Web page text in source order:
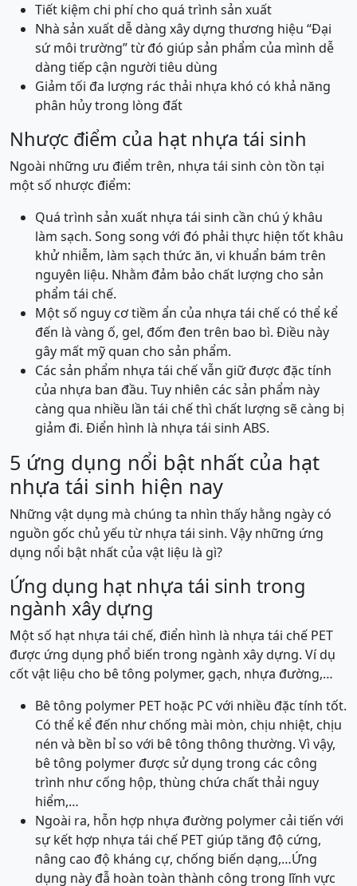
Tiết kiệm chi phí cho quá trình sản xuất
Nhà sản xuất dễ dàng xây dựng thương hiệu “Đại
sứ môi trường” từ đó giúp sản phẩm của mình dễ
dàng tiếp cận người tiêu dùng
Giảm tối đa lượng rác thải nhựa khó có khả năng
phân hủy trong lòng đất
Nhược điểm của hạt nhựa tái sinh
Ngoài những ưu điểm trên, nhựa tái sinh còn tồn tại
một số nhược điểm:
Quá trình sản xuất nhựa tái sinh cần chú ý khâu
làm sạch. Song song với đó phải thực hiện tốt khâu
khử nhiễm, làm sạch thức ăn, vi khuẩn bám trên
nguyên liệu. Nhằm đảm bảo chất lượng cho sản
phẩm tái chế.
Một số nguy cơ tiềm ẩn của nhựa tái chế có thể kể
đến là vàng ố, gel, đốm đen trên bao bì. Điều này
gây mất mỹ quan cho sản phẩm.
Các sản phẩm nhựa tái chế vẫn giữ được đặc tính
của nhựa ban đầu. Tuy nhiên các sản phẩm này
càng qua nhiều lần tái chế thì chất lượng sẽ càng bị
giảm đi. Điển hình là nhựa tái sinh ABS.
5 ứng dụng nổi bật nhất của hạt
nhựa tái sinh hiện nay
Những vật dụng mà chúng ta nhìn thấy hằng ngày có
nguồn gốc chủ yếu từ nhựa tái sinh. Vậy những ứng
dụng nổi bật nhất của vật liệu là gì?
Ứng dụng hạt nhựa tái sinh trong
ngành xây dựng
Một số hạt nhựa tái chế, điển hình là nhựa tái chế PET
được ứng dụng phổ biến trong ngành xây dựng. Ví dụ
cốt vật liệu cho bê tông polymer, gạch, nhựa đường,…
Bê tông polymer PET hoặc PC với nhiều đặc tính tốt.
Có thể kể đến như chống mài mòn, chịu nhiệt, chịu
nén và bền bỉ so với bê tông thông thường. Vì vậy,
bê tông polymer được sử dụng trong các công
trình như cống hộp, thùng chứa chất thải nguy
hiểm,…
Ngoài ra, hỗn hợp nhựa đường polymer cải tiến với
sự kết hợp nhựa tái chế PET giúp tăng độ cứng,
nâng cao độ kháng cự, chống biến dạng,…Ứng
dụng này đẫ hoàn toàn thành công trong lĩnh vực